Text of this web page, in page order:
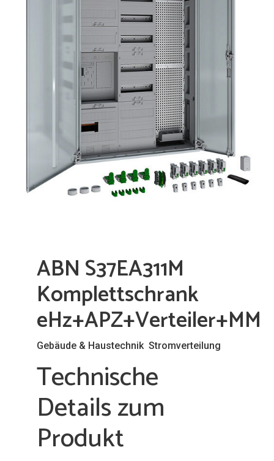
ABN S37EA311M
Komplettschrank
Gebäude & Haustechnik Stromverteilung
Technische
Details zum
Produkt